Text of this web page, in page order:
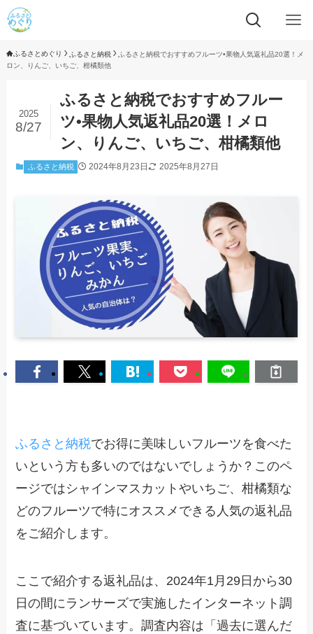
ふるさとめぐり ふるさと納税
ふるさと納税でおすすめフルーツ•果物人気返礼品20選！メ
ロン、りんご、いちご、柑橘類他
ふるさと納税でおすすめフルー
ツ•果物人気返礼品20選！メロ
ン、りんご、いちご、柑橘類他
2025
8/27
ふるさと納税 2024年8月23日 2025年8月27日
ふるさと納税でお得に美味しいフルーツを食べた
いという方も多いのではないでしょうか？このペ
ージではシャインマスカットやいちご、柑橘類な
どのフルーツで特にオススメできる人気の返礼品
をご紹介します。
ここで紹介する返礼品は、2024年1月29日から30
日の間にランサーズで実施したインターネット調
査に基づいています。調査内容は「過去に選んだ